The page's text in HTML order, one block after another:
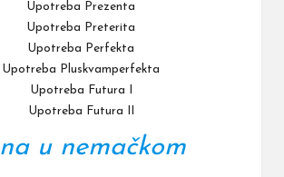
Upotreba Prezenta
Upotreba Preterita
Upotreba Perfekta
Upotreba Pluskvamperfekta
Upotreba Futura I
Upotreba Futura II
u nemačkom